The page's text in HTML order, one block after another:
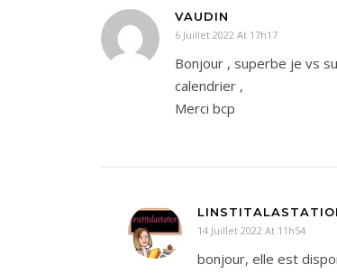
VAUDIN
6 Juillet 2022 At 17h17
Bonjour , superbe je vs
calendrier ,
Merci bcp
14 Juillet 2022 At 11h54
bonjour, elle est